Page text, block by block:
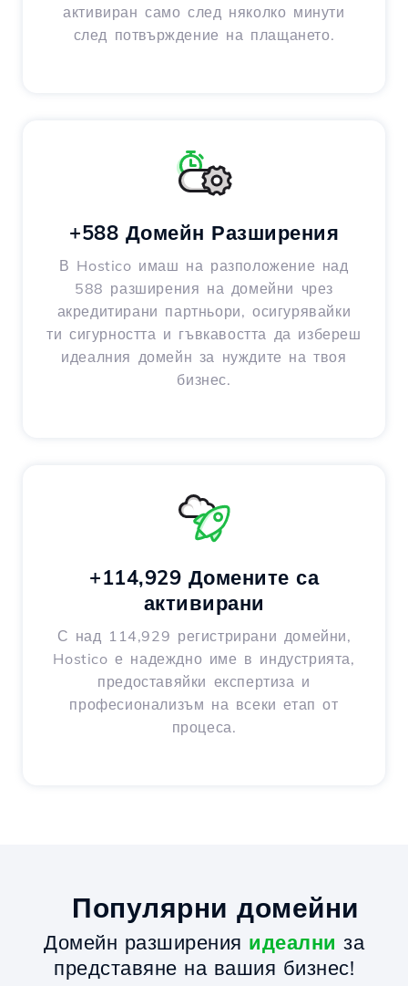
активиран само след няколко минути
след потвърждение на плащането.
+588 Домейн Разширения
В Hostico имаш на разположение над
588 разширения на домейни чрез
акредитирани партньори, осигурявайки
ти сигурността и гъвкавостта да избереш
идеалния домейн за нуждите на твоя
бизнес.
+114,929 Домените са
активирани
С над 114,929 регистрирани домейни,
Hostico е надеждно име в индустрията,
предоставяйки експертиза и
професионализъм на всеки етап от
процеса.
Популярни домейни
Домейн разширения идеални за
представяне на вашия бизнес!